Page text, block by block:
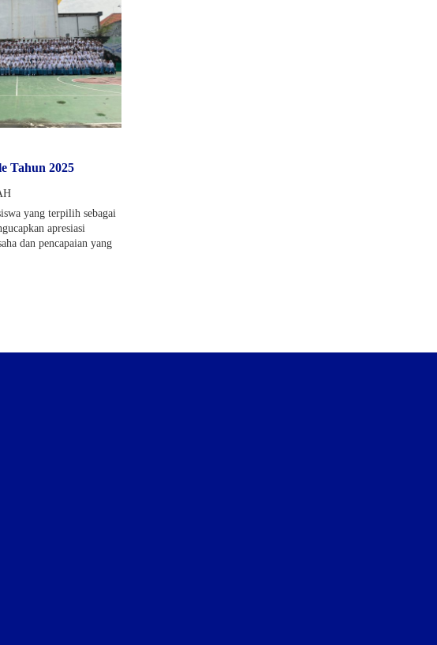
Tahun 2025
yang terpilih sebagai
apresiasi
dan pencapaian yang